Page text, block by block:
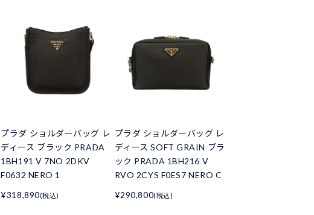
プラダ ショルダーバッグ レ
ディース ブラック PRADA
1BH191 V 7NO 2DKV
F0632 NERO 1
¥318,890(税込)
プラダ ショルダーバッグ レ
ディース SOFT GRAIN ブラ
ック PRADA 1BH216 V
RVO 2CYS F0ES7 NERO C
¥290,800(税込)